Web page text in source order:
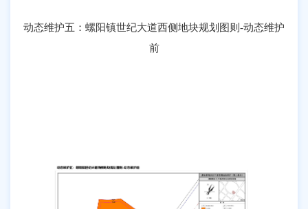
动态维护五：螺阳镇世纪大道西侧地块规划图则-动态维护
前